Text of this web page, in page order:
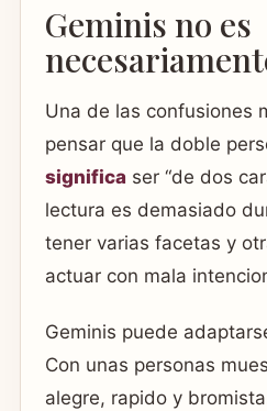
Geminis no es
Una de las confusiones
pensar que la doble
significa ser “de dos
lectura es demasiado
tener varias facetas y
actuar con mala
Geminis puede
Con unas personas
alegre, rapido y